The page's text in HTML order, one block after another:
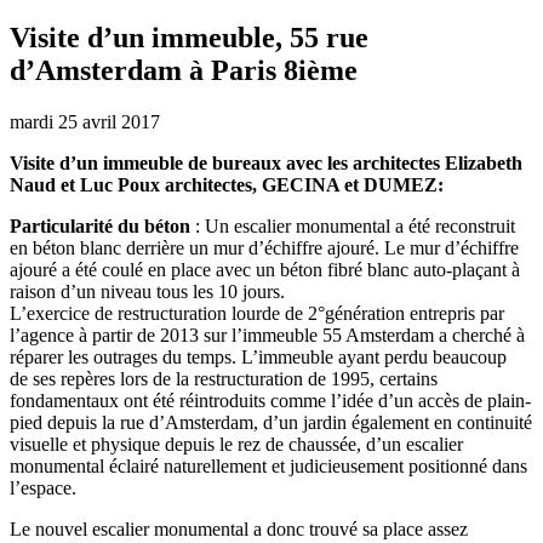
Visite d’un immeuble, 55 rue
d’Amsterdam à Paris 8ième
mardi 25 avril 2017
Visite d’un immeuble de bureaux avec les architectes Elizabeth
Naud et Luc Poux architectes, GECINA et DUMEZ:
Particularité du béton : Un escalier monumental a été reconstruit
en béton blanc derrière un mur d’échiffre ajouré. Le mur d’échiffre
ajouré a été coulé en place avec un béton fibré blanc auto-plaçant à
raison d’un niveau tous les 10 jours.
L’exercice de restructuration lourde de 2°génération entrepris par
l’agence à partir de 2013 sur l’immeuble 55 Amsterdam a cherché à
réparer les outrages du temps. L’immeuble ayant perdu beaucoup
de ses repères lors de la restructuration de 1995, certains
fondamentaux ont été réintroduits comme l’idée d’un accès de plain-
pied depuis la rue d’Amsterdam, d’un jardin également en continuité
visuelle et physique depuis le rez de chaussée, d’un escalier
monumental éclairé naturellement et judicieusement positionné dans
l’espace.
Le nouvel escalier monumental a donc trouvé sa place assez